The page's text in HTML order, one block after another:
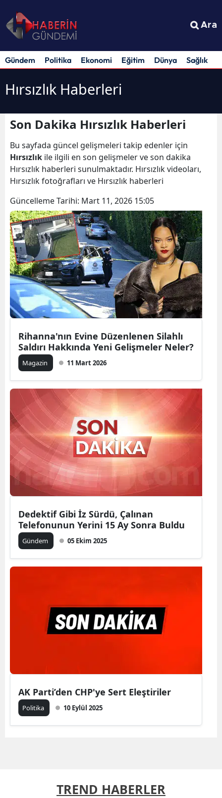
Ara
Gündem Politika Ekonomi Eğitim Dünya Sağlık
Hırsızlık Haberleri
Son Dakika Hırsızlık Haberleri
Bu sayfada güncel gelişmeleri takip edenler için
Hırsızlık ile ilgili en son gelişmeler ve son dakika
Hırsızlık haberleri sunulmaktadır. Hırsızlık videoları,
Hırsızlık fotoğrafları ve Hırsızlık haberleri
Güncelleme Tarihi: Mart 11, 2026 15:05
Rihanna'nın Evine Düzenlenen Silahlı
Saldırı Hakkında Yeni Gelişmeler Neler?
Magazin 11 Mart 2026
Dedektif Gibi İz Sürdü, Çalınan
Telefonunun Yerini 15 Ay Sonra Buldu
Gündem 05 Ekim 2025
AK Parti’den CHP'ye Sert Eleştiriler
Politika 10 Eylül 2025
TREND HABERLER